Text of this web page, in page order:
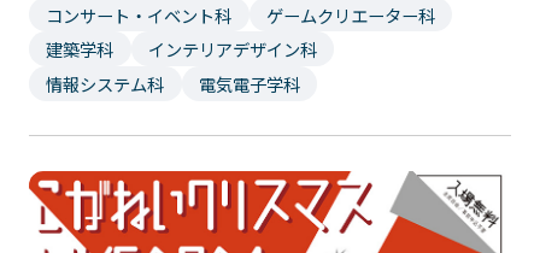
コンサート・イベント科
ゲームクリエーター科
建築学科
インテリアデザイン科
情報システム科
電気電子学科